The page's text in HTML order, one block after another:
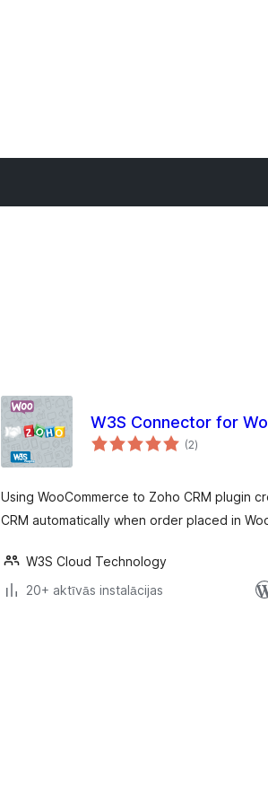
W3S Connector for
(2vērtējumu
kopsumma
)
Using WooCommerce to Zoho CRM plugin
CRM automatically when order placed in
W3S Cloud Technology
20+ aktīvās instalācijas